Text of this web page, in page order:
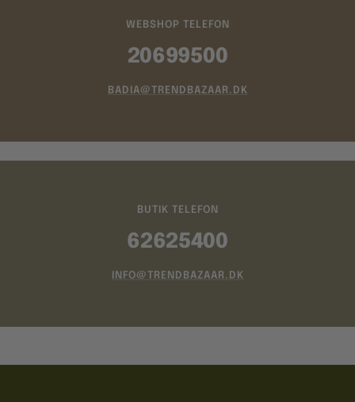
WEBSHOP TELEFON
20699500
BADIA@TRENDBAZAAR.DK
BUTIK TELEFON
62625400
INFO@TRENDBAZAAR.DK